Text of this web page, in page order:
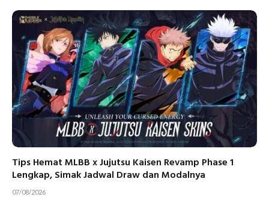
Tips Hemat MLBB x Jujutsu Kaisen Revamp Phase 1
Lengkap, Simak Jadwal Draw dan Modalnya
07/08/2026